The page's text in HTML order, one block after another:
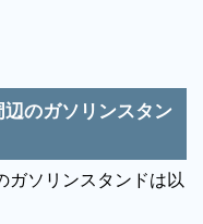
のガソリンスタン
ソリンスタンドは以